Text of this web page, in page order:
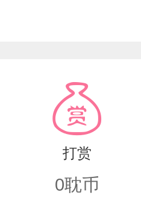
打赏
0耽币